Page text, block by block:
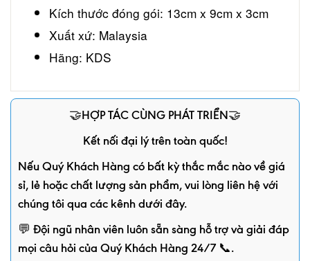
Kích thước đóng gói: 13cm x 9cm x 3cm
Xuất xứ: Malaysia
Hãng: KDS
🤝HỢP TÁC CÙNG PHÁT TRIỂN🤝
Kết nối đại lý trên toàn quốc!
Nếu Quý Khách Hàng có bất kỳ thắc mắc nào về giá
sỉ, lẻ hoặc chất lượng sản phẩm, vui lòng liên hệ với
chúng tôi qua các kênh dưới đây.
💬 Đội ngũ nhân viên luôn sẵn sàng hỗ trợ và giải đáp
mọi câu hỏi của Quý Khách Hàng 24/7 📞.